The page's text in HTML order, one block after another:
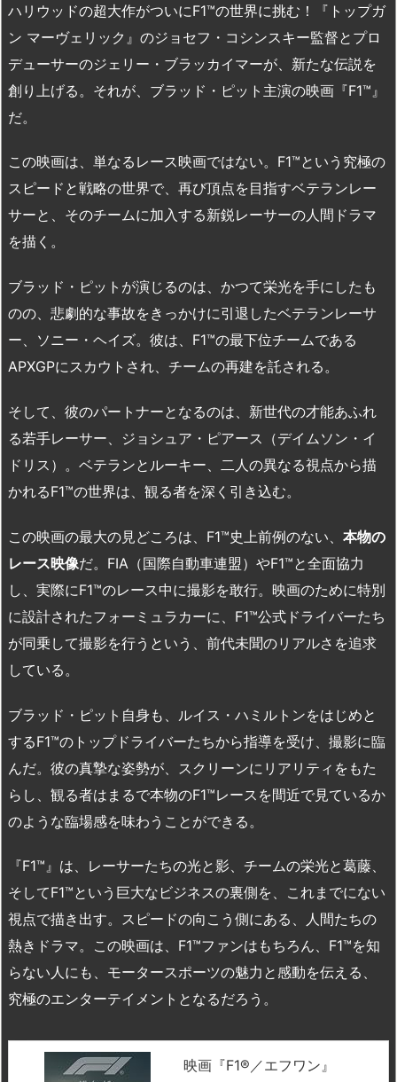
ハリウッドの超大作がついにF1™の世界に挑む！『トップガ
ン マーヴェリック』のジョセフ・コシンスキー監督とプロ
デューサーのジェリー・ブラッカイマーが、新たな伝説を
創り上げる。それが、ブラッド・ピット主演の映画『F1™』
だ。
この映画は、単なるレース映画ではない。F1™という究極の
スピードと戦略の世界で、再び頂点を目指すベテランレー
サーと、そのチームに加入する新鋭レーサーの人間ドラマ
を描く。
ブラッド・ピットが演じるのは、かつて栄光を手にしたも
のの、悲劇的な事故をきっかけに引退したベテランレーサ
ー、ソニー・ヘイズ。彼は、F1™の最下位チームである
APXGPにスカウトされ、チームの再建を託される。
そして、彼のパートナーとなるのは、新世代の才能あふれ
る若手レーサー、ジョシュア・ピアース（デイムソン・イ
ドリス）。ベテランとルーキー、二人の異なる視点から描
かれるF1™の世界は、観る者を深く引き込む。
この映画の最大の見どころは、F1™史上前例のない、 本物の
レース映像だ。FIA（国際自動車連盟）やF1™と全面協力
し、実際にF1™のレース中に撮影を敢行。映画のために特別
に設計されたフォーミュラカーに、F1™公式ドライバーたち
が同乗して撮影を行うという、前代未聞のリアルさを追求
している。
ブラッド・ピット自身も、ルイス・ハミルトンをはじめと
するF1™のトップドライバーたちから指導を受け、撮影に臨
んだ。彼の真摯な姿勢が、スクリーンにリアリティをもた
らし、観る者はまるで本物のF1™レースを間近で見ているか
のような臨場感を味わうことができる。
『F1™』は、レーサーたちの光と影、チームの栄光と葛藤、
そしてF1™という巨大なビジネスの裏側を、これまでにない
視点で描き出す。スピードの向こう側にある、人間たちの
熱きドラマ。この映画は、F1™ファンはもちろん、F1™を知
らない人にも、モータースポーツの魅力と感動を伝える、
究極のエンターテイメントとなるだろう。
映画『F1®／エフワン』